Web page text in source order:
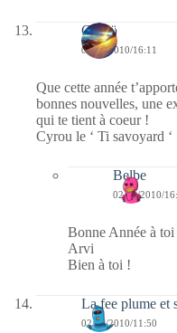
Cyroϋ
02/01/2010/16:11
Que cette année
bonnes nouvelles, une
qui te tient à coeur !
Cyrou le ‘ Ti savoyard ‘
Belbe
02/01/2010/
Bonne Année à toi
Arvi
Bien à toi !
La fee plume et
02/01/2010/11:50